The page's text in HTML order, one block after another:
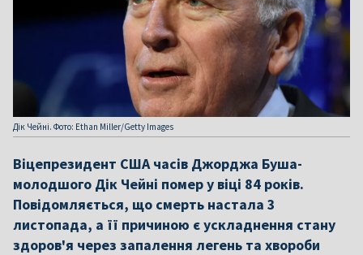
Дік Чейні. Фото: Ethan Miller/Getty Images
Віцепрезидент США часів Джорджа Буша-
молодшого Дік Чейні помер у віці 84 років.
Повідомляється, що смерть настала 3
листопада, а її причиною є ускладнення стану
здоров'я через запалення легень та хвороби